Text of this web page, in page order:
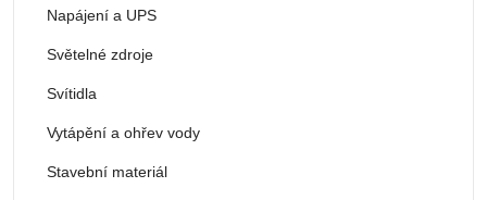
Napájení a UPS
Světelné zdroje
Svítidla
Vytápění a ohřev vody
Stavební materiál